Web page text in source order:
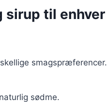
sirup til enhver
smagspræferencer.
sødme.